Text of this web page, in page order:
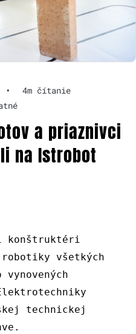
•
4m čítanie
a priaznivci
na Istrobot
konštruktéri
všetkých
technickej